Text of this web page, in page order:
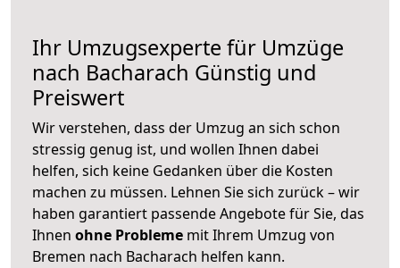
Ihr Umzugsexperte für Umzüge
nach Bacharach Günstig und
Preiswert
Wir verstehen, dass der Umzug an sich schon
stressig genug ist, und wollen Ihnen dabei
helfen, sich keine Gedanken über die Kosten
machen zu müssen. Lehnen Sie sich zurück – wir
haben garantiert passende Angebote für Sie, das
Ihnen ohne Probleme mit Ihrem Umzug von
Bremen nach Bacharach helfen kann.